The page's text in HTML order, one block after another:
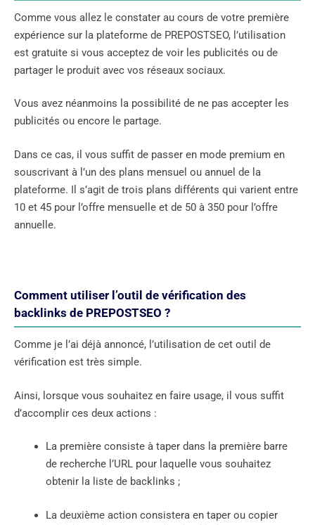
Comme vous allez le constater au cours de votre première
expérience sur la plateforme de PREPOSTSEO, l’utilisation
est gratuite si vous acceptez de voir les publicités ou de
partager le produit avec vos réseaux sociaux.
Vous avez néanmoins la possibilité de ne pas accepter les
publicités ou encore le partage.
Dans ce cas, il vous suffit de passer en mode premium en
souscrivant à l’un des plans mensuel ou annuel de la
plateforme. Il s’agit de trois plans différents qui varient entre
10 et 45 pour l’offre mensuelle et de 50 à 350 pour l’offre
annuelle.
Comment utiliser l’outil de vérification des
backlinks de PREPOSTSEO ?
Comme je l’ai déjà annoncé, l’utilisation de cet outil de
vérification est très simple.
Ainsi, lorsque vous souhaitez en faire usage, il vous suffit
d’accomplir ces deux actions :
La première consiste à taper dans la première barre
de recherche l’URL pour laquelle vous souhaitez
obtenir la liste de backlinks ;
La deuxième action consistera en taper ou copier